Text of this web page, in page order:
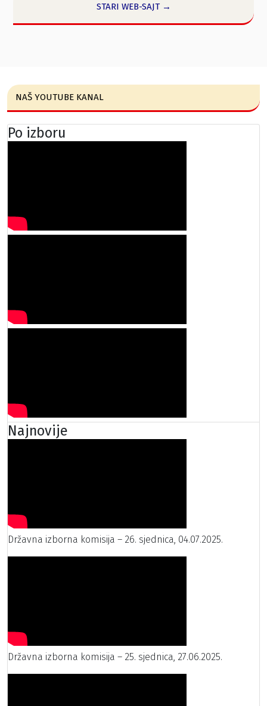
STARI WEB-SAJT →
NAŠ YOUTUBE KANAL
Po izboru
Najnovije
Državna izborna komisija – 26. sjednica, 04.07.2025.
Državna izborna komisija – 25. sjednica, 27.06.2025.